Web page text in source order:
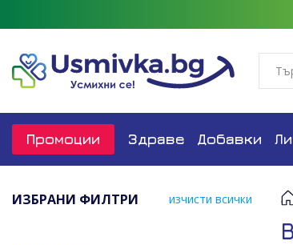
Промоции Здраве Добавки
ИЗБРАНИ ФИЛТРИ изчисти всички